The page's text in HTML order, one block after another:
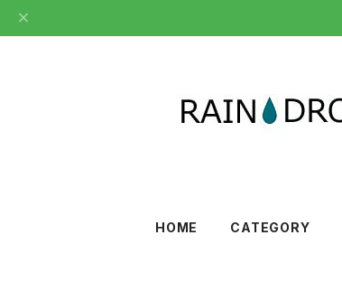
HOME CATEGORY